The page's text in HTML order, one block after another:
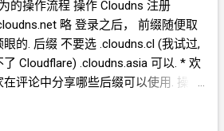
的操作流程 操作 Cloudns 注册
略 登录之后， 前缀随便取
眼的. 后缀 不要选 .cloudns.cl (我试过,
了 Cloudflare) .cloudns.asia 可以. * 欢
评论中分享哪些后缀可以使用. 操作